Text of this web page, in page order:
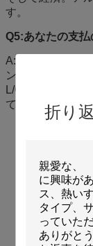
折り
す。
Q5:あなたの支払
A:通常、私達の
ンス配達の前に
L/Cがほしいと
てもいいです。